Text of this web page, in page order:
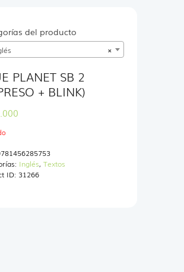
del producto
×
PLANET SB 2
+ BLINK)
Inglés, Textos
ID: 31266